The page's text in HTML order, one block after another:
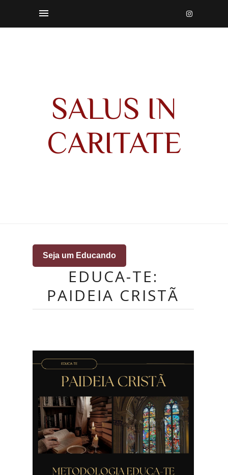
SALUS IN
CARITATE
Seja um Educando
EDUCA-TE:
PAIDEIA CRISTÃ